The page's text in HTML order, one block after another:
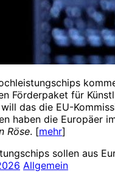
Förderpaket für
das die EU-
haben die Europäer
Röse. [mehr]
sollen aus
Allgemein